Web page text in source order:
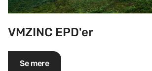
VMZINC EPD'er
Se mere